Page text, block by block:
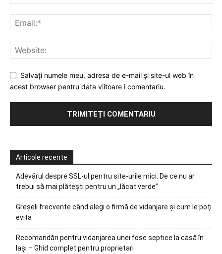
Salvați numele meu, adresa de e-mail și site-ul web în
acest browser pentru data viitoare i comentariu.
Articole recente
Adevărul despre SSL-ul pentru site-urile mici: De ce nu ar
trebui să mai plătești pentru un „lăcat verde”
Greșeli frecvente când alegi o firmă de vidanjare și cum le poți
evita
Recomandări pentru vidanjarea unei fose septice la casă în
Iași – Ghid complet pentru proprietari